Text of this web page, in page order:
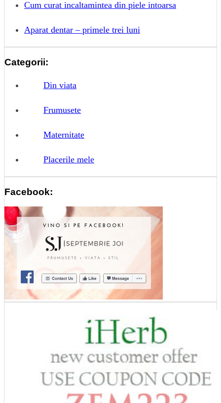
Cum curat incaltamintea din piele intoarsa
Aparat dentar – primele trei luni
Categorii:
Din viata
Frumusete
Maternitate
Placerile mele
Facebook: